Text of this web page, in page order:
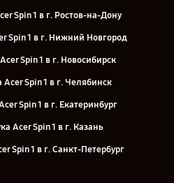
Spin 1 в г. Ростов-на-Дону
Spin 1 в г. Нижний Новгород
Spin 1 в г. Новосибирск
Acer Spin 1 в г. Челябинск
Spin 1 в г. Екатеринбург
Acer Spin 1 в г. Казань
Spin 1 в г. Санкт-Петербург